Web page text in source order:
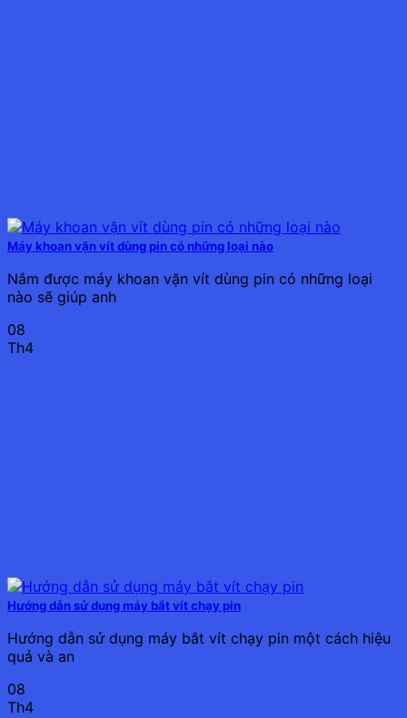
Máy khoan vặn vít dùng pin có những loại nào
Nắm được máy khoan vặn vít dùng pin có những loại
nào sẽ giúp anh
08
Th4
Hướng dẫn sử dụng máy bắt vít chạy pin
Hướng dẫn sử dụng máy bắt vít chạy pin một cách hiệu
quả và an
08
Th4